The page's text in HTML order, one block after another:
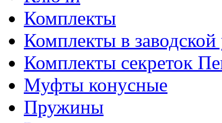
Комплекты
Комплекты в заводской
Комплекты секреток
Муфты конусные
Пружины